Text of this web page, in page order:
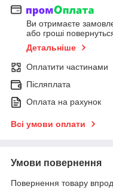
Ви отримаєте
або гроші
Детальніше
Оплатити частинами
Післяплата
Оплата на рахунок
Всі умови оплати
Умови повернення
Повернення товару